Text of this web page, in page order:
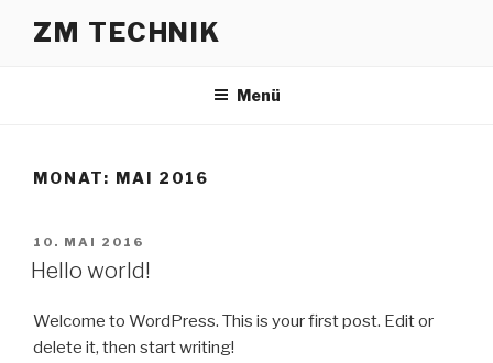
ZM TECHNIK
Menü
MONAT: MAI 2016
10. MAI 2016
Hello world!
Welcome to WordPress. This is your first post. Edit or
delete it, then start writing!